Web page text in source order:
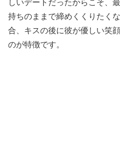
しいデートだったからこそ、
持ちのままで締めくくりたく
合、キスの後に彼が優しい笑
のが特徴です。